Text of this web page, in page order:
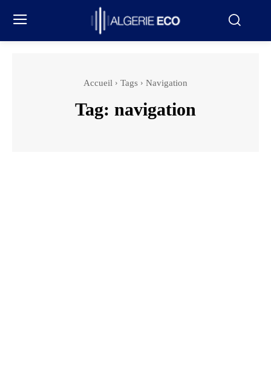
Accueil Tags Navigation
Tag: navigation